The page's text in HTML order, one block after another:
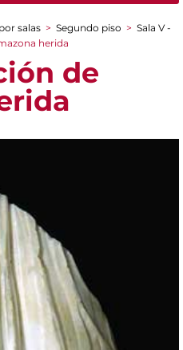
salas > Segundo piso > Sala V -
herida
de